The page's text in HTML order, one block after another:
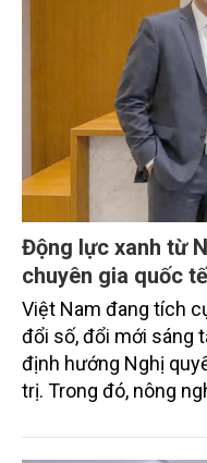
Động lực xanh từ
chuyên gia quốc tế
Việt Nam đang tích
đổi số, đổi mới sáng
định hướng Nghị
trị. Trong đó, nông
sắc bởi các tiến bộ